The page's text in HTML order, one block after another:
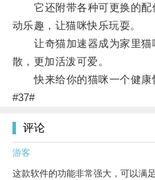
它还附带各种可更换的配
动乐趣，让猫咪快乐玩耍。
让奇猫加速器成为家里猫
散，更加活泼可爱。
快来给你的猫咪一个健康
#37#
评论
游客
这款软件的功能非常强大，可以满